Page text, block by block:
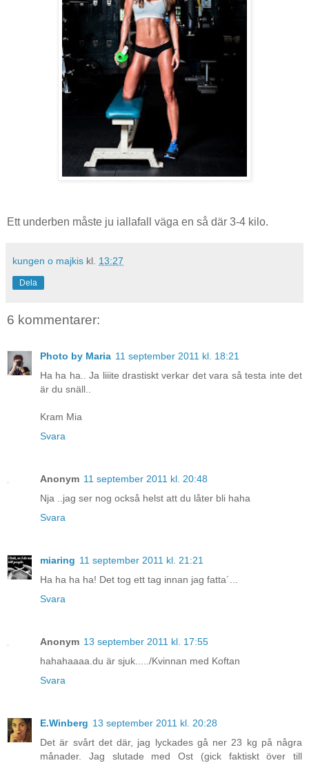
Ett underben måste ju iallafall väga en så där 3-4 kilo.
kungen o majkis kl. 13:27
Dela
6 kommentarer:
Photo by Maria 11 september 2011 kl. 18:21
Ha ha ha.. Ja liiite drastiskt verkar det vara så testa inte det
är du snäll..
Kram Mia
Svara
Anonym 11 september 2011 kl. 20:48
Nja ..jag ser nog också helst att du låter bli haha
Svara
miaring 11 september 2011 kl. 21:21
Ha ha ha ha! Det tog ett tag innan jag fatta´...
Svara
Anonym 13 september 2011 kl. 17:55
hahahaaaa.du är sjuk...../Kvinnan med Koftan
Svara
E.Winberg 13 september 2011 kl. 20:28
Det är svårt det där, jag lyckades gå ner 23 kg på några
månader. Jag slutade med Ost (gick faktiskt över till